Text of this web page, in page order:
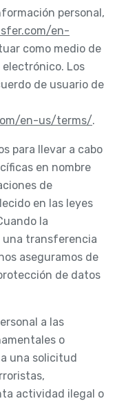
personal,
en-
como medio de
Los
de usuario de
en-us/terms/.
para llevar a cabo
en nombre
de
en las leyes
la
una transferencia
aseguramos de
de datos
a las
o
una solicitud
actividad ilegal o